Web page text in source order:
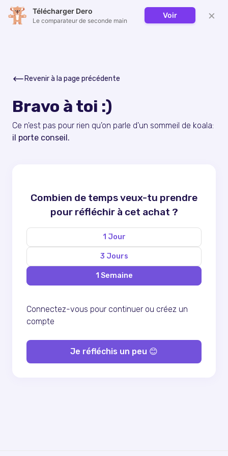
Revenir à la page précédente
Bravo à toi :)
Ce n'est pas pour rien qu'on parle d'un sommeil de koala:
il porte conseil.
Combien de temps veux-tu prendre
pour réfléchir à cet achat ?
1 Jour
3 Jours
1 Semaine
Connectez-vous pour continuer ou créez un
compte
Je réfléchis un peu 😊
Télécharger Dero
Le comparateur de seconde main
Voir ×